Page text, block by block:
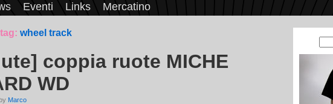
Eventi Links Mercatino
wheel track
coppia ruote MICHE
WD
Marco